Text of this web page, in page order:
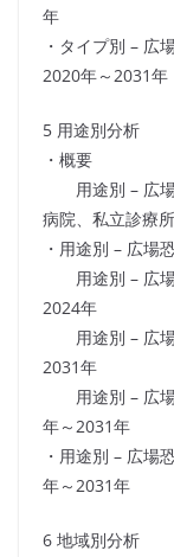
年
・タイプ別 – 広
2020年～2031年
5 用途別分析
・概要
用途別 – 広場
病院、私立診療
・用途別 – 広場
用途別 – 広場
2024年
用途別 – 広場
2031年
用途別 – 広場
年～2031年
・用途別 – 広場
年～2031年
6 地域別分析